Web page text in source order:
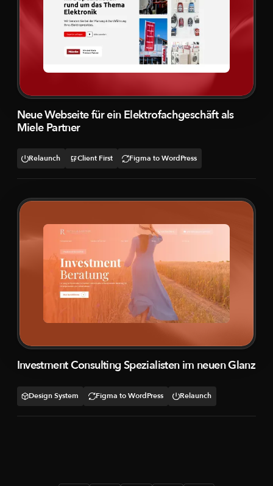
Neue Webseite für ein Elektrofachgeschäft als
Miele Partner
Relaunch Client First Figma to WordPress
Investment Consulting Spezialisten im neuen Glanz
Design System Figma to WordPress Relaunch